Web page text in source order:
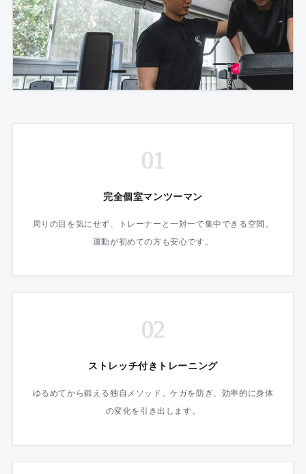
01
完全個室マンツーマン
周りの目を気にせず、トレーナーと一対一で集中できる空間。
運動が初めての方も安心です。
02
ストレッチ付きトレーニング
ゆるめてから鍛える独自メソッド。ケガを防ぎ、効率的に身体
の変化を引き出します。